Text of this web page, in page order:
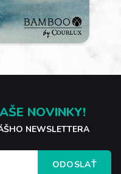
NOVINKY!
NEWSLETTERA
ODOSLAŤ